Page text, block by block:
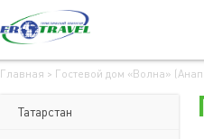
Главная > Гостевой дом «Волна»
Татарстан